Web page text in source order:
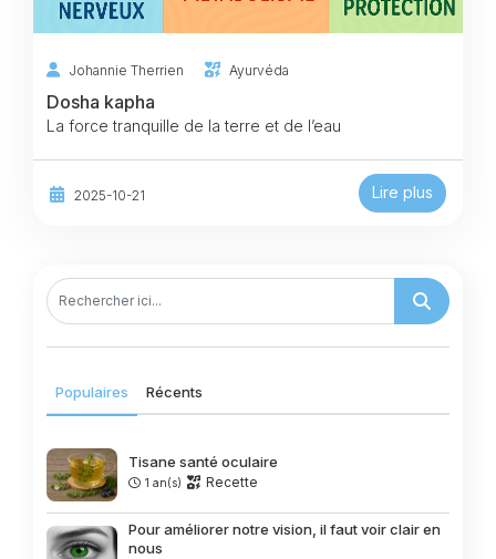
Johannie Therrien Ayurvéda
Dosha kapha
La force tranquille de la terre et de l’eau
2025-10-21 Lire plus
Populaires Récents
Tisane santé oculaire
1 an(s) Recette
Pour améliorer notre vision, il faut voir clair en
nous